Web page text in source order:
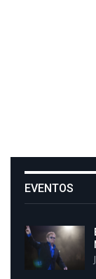
EVENTOS